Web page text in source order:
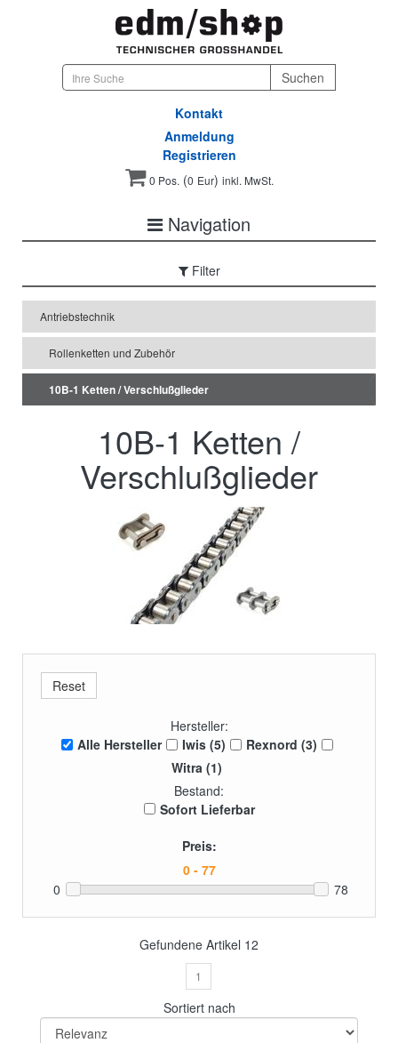
Kontakt
Anmeldung
Registrieren
0 Pos.(0 Eur) inkl. MwSt.
Navigation
Filter
Antriebstechnik
Rollenketten und Zubehör
10B-1 Ketten / Verschlußglieder
10B-1 Ketten /
Verschlußglieder
Hersteller:
Alle Hersteller
Iwis (5)
Rexnord (3)
Witra (1)
Bestand:
Sofort Lieferbar
Preis:
0 78
Gefundene Artikel 12
1
Sortiert nach